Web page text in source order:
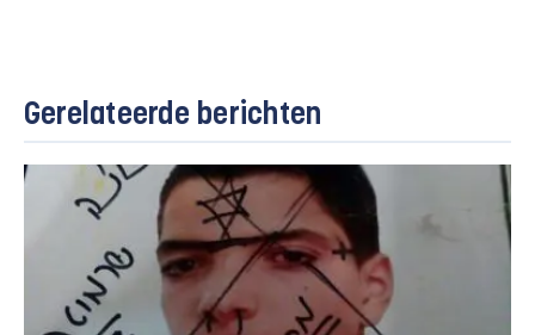
Gerelateerde berichten